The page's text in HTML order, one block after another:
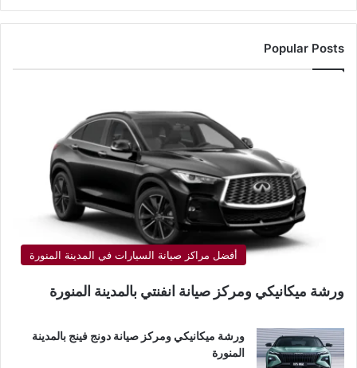
Popular Posts
أفضل مراكز صيانة السيارات في المدينة المنورة
ورشة ميكانيكي ومركز صيانة انفنتي بالمدينة المنورة
ورشة ميكانيكي ومركز صيانة دونج فينج بالمدينة
المنورة